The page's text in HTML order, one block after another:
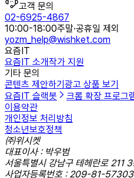
고객 문의
02-6925-4867
10:00-18:00주말·공휴일 제외
yozm_help@wishket.com
요즘IT
요즘IT 소개작가 지원
기타 문의
콘텐츠 제안하기 광고 상품 보기
요즘IT 슬랙봇
크롬 확장 프로그
이용약관
개인정보 처리방침
청소년보호정책
㈜위시켓
대표이사 : 박우범
서울특별시 강남구 테헤란로 211
사업자등록번호 : 209-81-57303